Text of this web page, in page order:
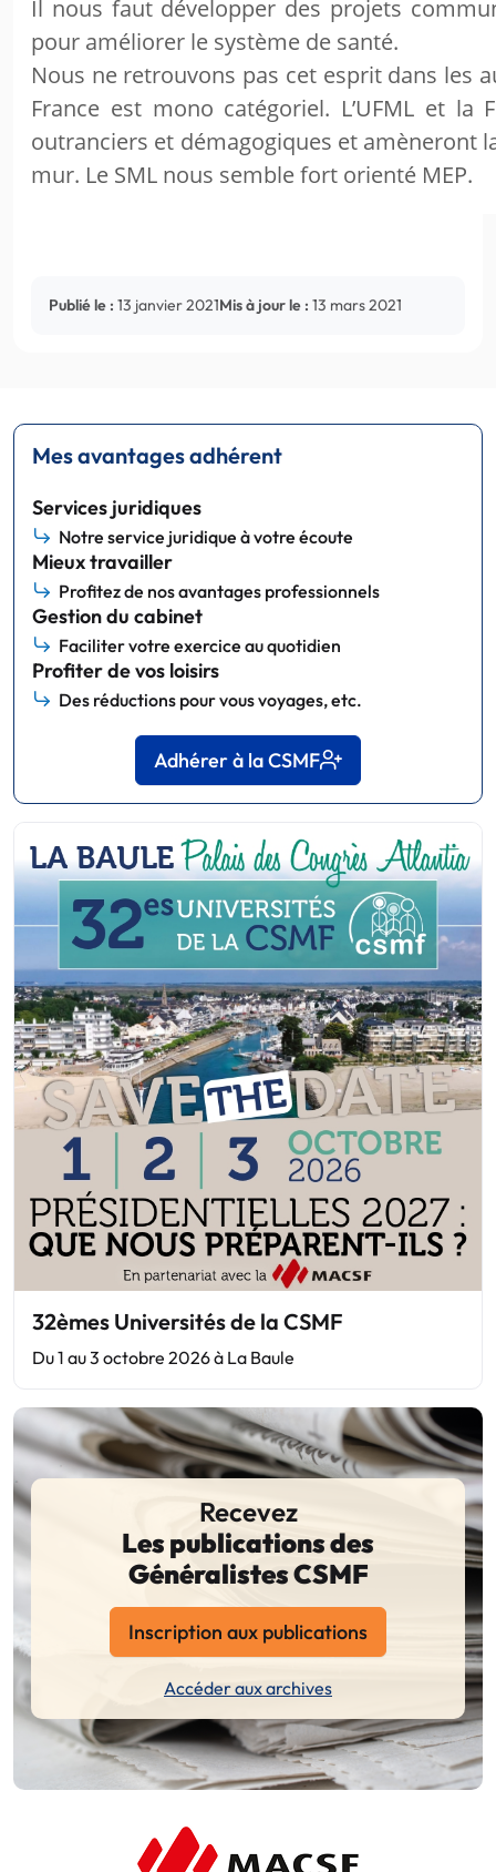
Il nous faut développer des projets
pour améliorer le système de santé.
Nous ne retrouvons pas cet esprit dans les
France est mono catégoriel. L’UFML et la
outranciers et démagogiques et amèneront
mur. Le SML nous semble fort orienté MEP.
Publié le : 13 janvier 2021Mis à jour le : 13 mars 2021
Mes avantages adhérent
Services juridiques
Notre service juridique à votre écoute
Mieux travailler
Profitez de nos avantages professionnels
Gestion du cabinet
Faciliter votre exercice au quotidien
Profiter de vos loisirs
Des réductions pour vous voyages, etc.
Adhérer à la CSMF
32èmes Universités de la CSMF
Du 1 au 3 octobre 2026 à La Baule
Recevez
Les publications des
Généralistes CSMF
Inscription aux publications
Accéder aux archives